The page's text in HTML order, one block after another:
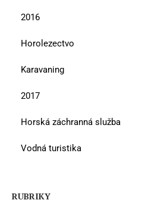
2016
Horolezectvo
Karavaning
2017
Horská záchranná služba
Vodná turistika
RUBRIKY